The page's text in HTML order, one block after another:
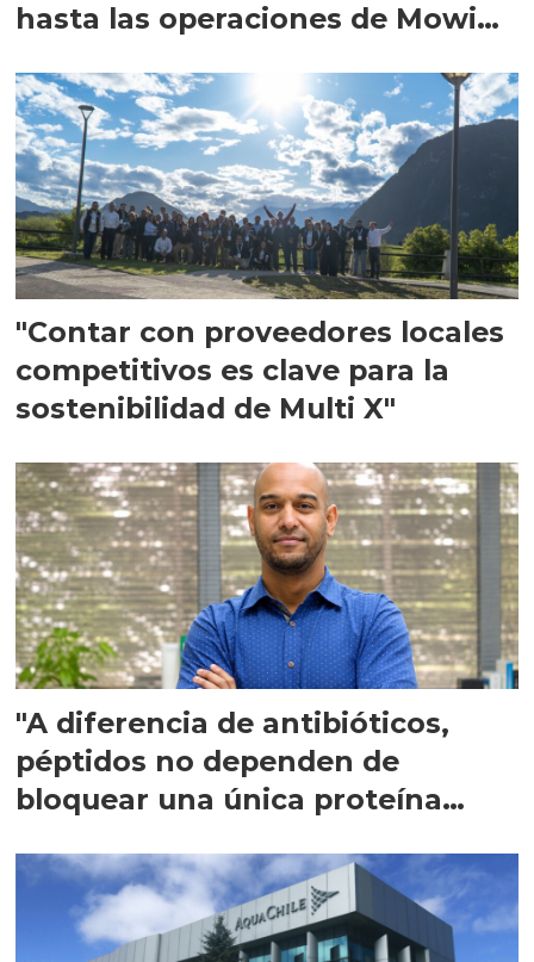
hasta las operaciones de Mowi
"Contar con proveedores locales
competitivos es clave para la
sostenibilidad de Multi X"
"A diferencia de antibióticos,
péptidos no dependen de
bloquear una única proteína